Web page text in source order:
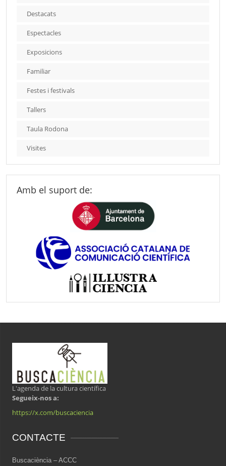
Destacats
Espectacles
Exposicions
Familiar
Festes i festivals
Tallers
Taula Rodona
Visites
Amb el suport de:
L'agenda de la cultura científica
Segueix-nos a:
https://x.com/buscaciencia
CONTACTE
Buscaciència – ACCC